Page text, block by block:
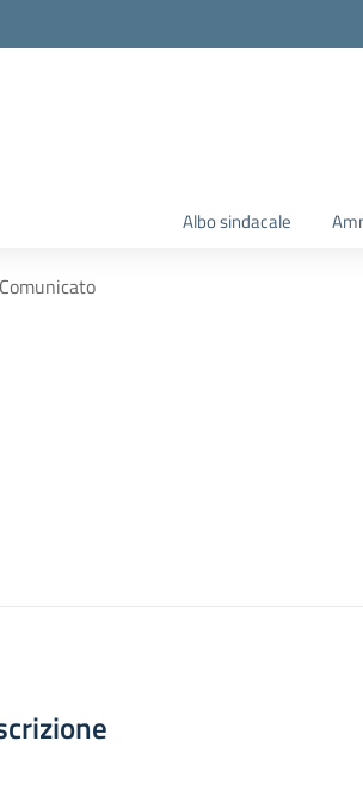
Albo sindacale
Comunicato